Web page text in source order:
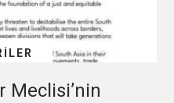
Meclisi’nin